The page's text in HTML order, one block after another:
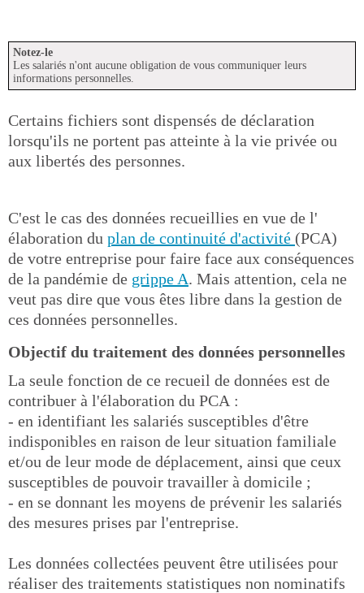
Notez-le
Les salariés n'ont aucune obligation de vous communiquer leurs
informations personnelles.
Certains fichiers sont dispensés de déclaration
lorsqu'ils ne portent pas atteinte à la vie privée ou
aux libertés des personnes.
C'est le cas des données recueillies en vue de l'
élaboration du plan de continuité d'activité (PCA)
de votre entreprise pour faire face aux conséquences
de la pandémie de grippe A. Mais attention, cela ne
veut pas dire que vous êtes libre dans la gestion de
ces données personnelles.
Objectif du traitement des données personnelles
La seule fonction de ce recueil de données est de
contribuer à l'élaboration du PCA :
- en identifiant les salariés susceptibles d'être
indisponibles en raison de leur situation familiale
et/ou de leur mode de déplacement, ainsi que ceux
susceptibles de pouvoir travailler à domicile ;
- en se donnant les moyens de prévenir les salariés
des mesures prises par l'entreprise.
Les données collectées peuvent être utilisées pour
réaliser des traitements statistiques non nominatifs